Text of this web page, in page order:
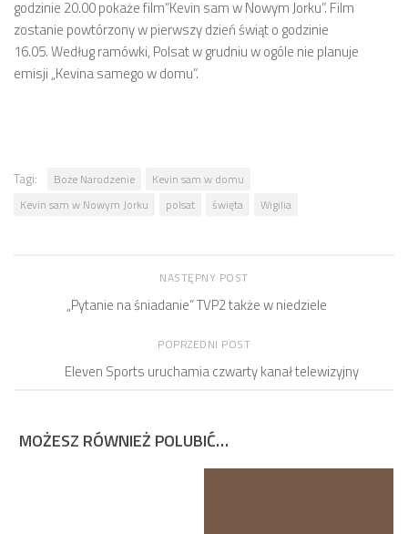
godzinie 20.00 pokaże film”Kevin sam w Nowym Jorku”. Film
zostanie powtórzony w pierwszy dzień świąt o godzinie
16.05. Według ramówki, Polsat w grudniu w ogóle nie planuje
emisji „Kevina samego w domu”.
Tagi: Boże Narodzenie
Kevin sam w domu
Kevin sam w Nowym Jorku
polsat święta Wigilia
NASTĘPNY POST
„Pytanie na śniadanie” TVP2 także w niedziele
POPRZEDNI POST
Eleven Sports uruchamia czwarty kanał telewizyjny
MOŻESZ RÓWNIEŻ POLUBIĆ…